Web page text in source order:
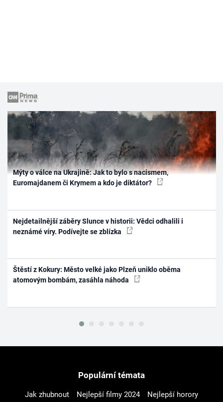
Mýty o válce na Ukrajině: Jak to bylo s nacismem,
Euromajdanem či Krymem a kdo je diktátor?
Nejdetailnější záběry Slunce v historii: Vědci odhalili i
neznámé víry. Podívejte se zblízka
Štěstí z Kokury: Město velké jako Plzeň uniklo oběma
atomovým bombám, zasáhla náhoda
Populární témata
Jak zhubnout Nejlepší filmy 2024
Nejlepší horory